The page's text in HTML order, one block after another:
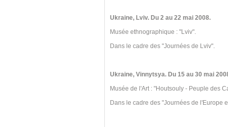
Ukraine, Lviv. Du 2 au 22 mai 2008.
Musée ethnographique : "Lviv".
Dans le cadre des "Journées de Lviv".
Ukraine, Vinnytsya. Du 15 au 30 mai
Musée de l'Art : "Houtsouly - Peuple des
Dans le cadre des "Journées de l'Europe